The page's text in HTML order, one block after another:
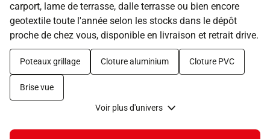
carport, lame de terrasse, dalle terrasse ou bien encore
geotextile toute l'année selon les stocks dans le dépôt
proche de chez vous, disponible en livraison et retrait drive.
Poteaux grillage Cloture aluminium Cloture PVC
Brise vue
Voir plus d'univers